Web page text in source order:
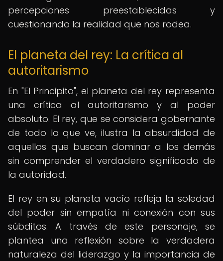
percepciones preestablecidas y
cuestionando la realidad que nos rodea.
El planeta del rey: La crítica al
autoritarismo
En "El Principito", el planeta del rey representa
una crítica al autoritarismo y al poder
absoluto. El rey, que se considera gobernante
de todo lo que ve, ilustra la absurdidad de
aquellos que buscan dominar a los demás
sin comprender el verdadero significado de
la autoridad.
El rey en su planeta vacío refleja la soledad
del poder sin empatía ni conexión con sus
súbditos. A través de este personaje, se
plantea una reflexión sobre la verdadera
naturaleza del liderazgo y la importancia de